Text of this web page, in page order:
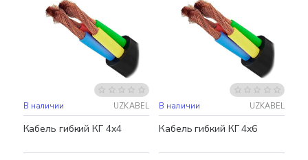
В наличии UZKABEL
Кабель гибкий КГ 4х4
В наличии UZKABEL
Кабель гибкий КГ 4х6